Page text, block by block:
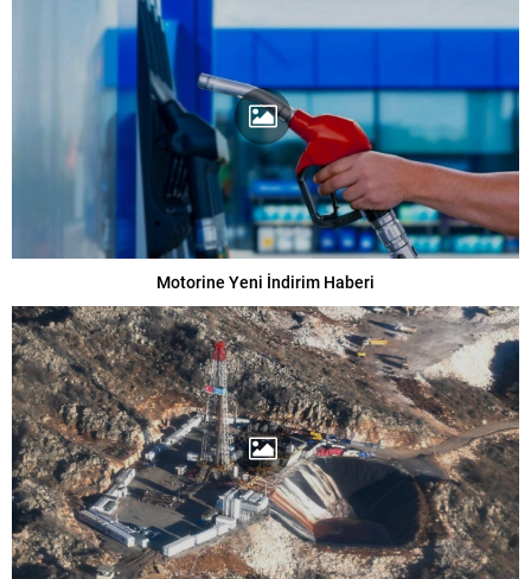
Motorine Yeni İndirim Haberi